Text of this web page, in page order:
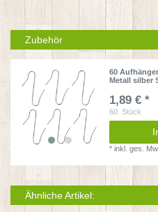
Zubehör
60
Metall silber
1,89 € *
60 Stück
*inkl. ges.
Ähnliche Artikel: